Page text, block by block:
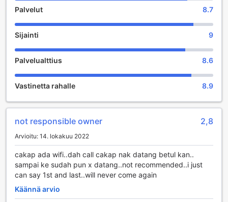
Palvelut 8.7
Sijainti 9
Palvelualttius 8.6
Vastinetta rahalle 8.9
not responsible owner 2,8
Arvioitu: 14. lokakuu 2022
cakap ada wifi..dah call cakap nak datang betul kan..
sampai ke sudah pun x datang..not recommended..i just
can say 1st and last..will never come again
Käännä arvio